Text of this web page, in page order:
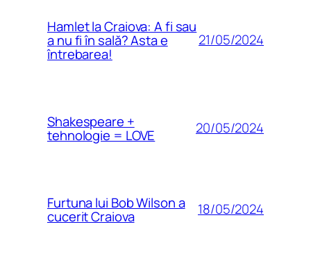
Hamlet la Craiova: A fi sau
a nu fi în sală? Asta e
întrebarea!
21/05/2024
Shakespeare +
tehnologie = LOVE 20/05/2024
Furtuna lui Bob Wilson a
cucerit Craiova 18/05/2024